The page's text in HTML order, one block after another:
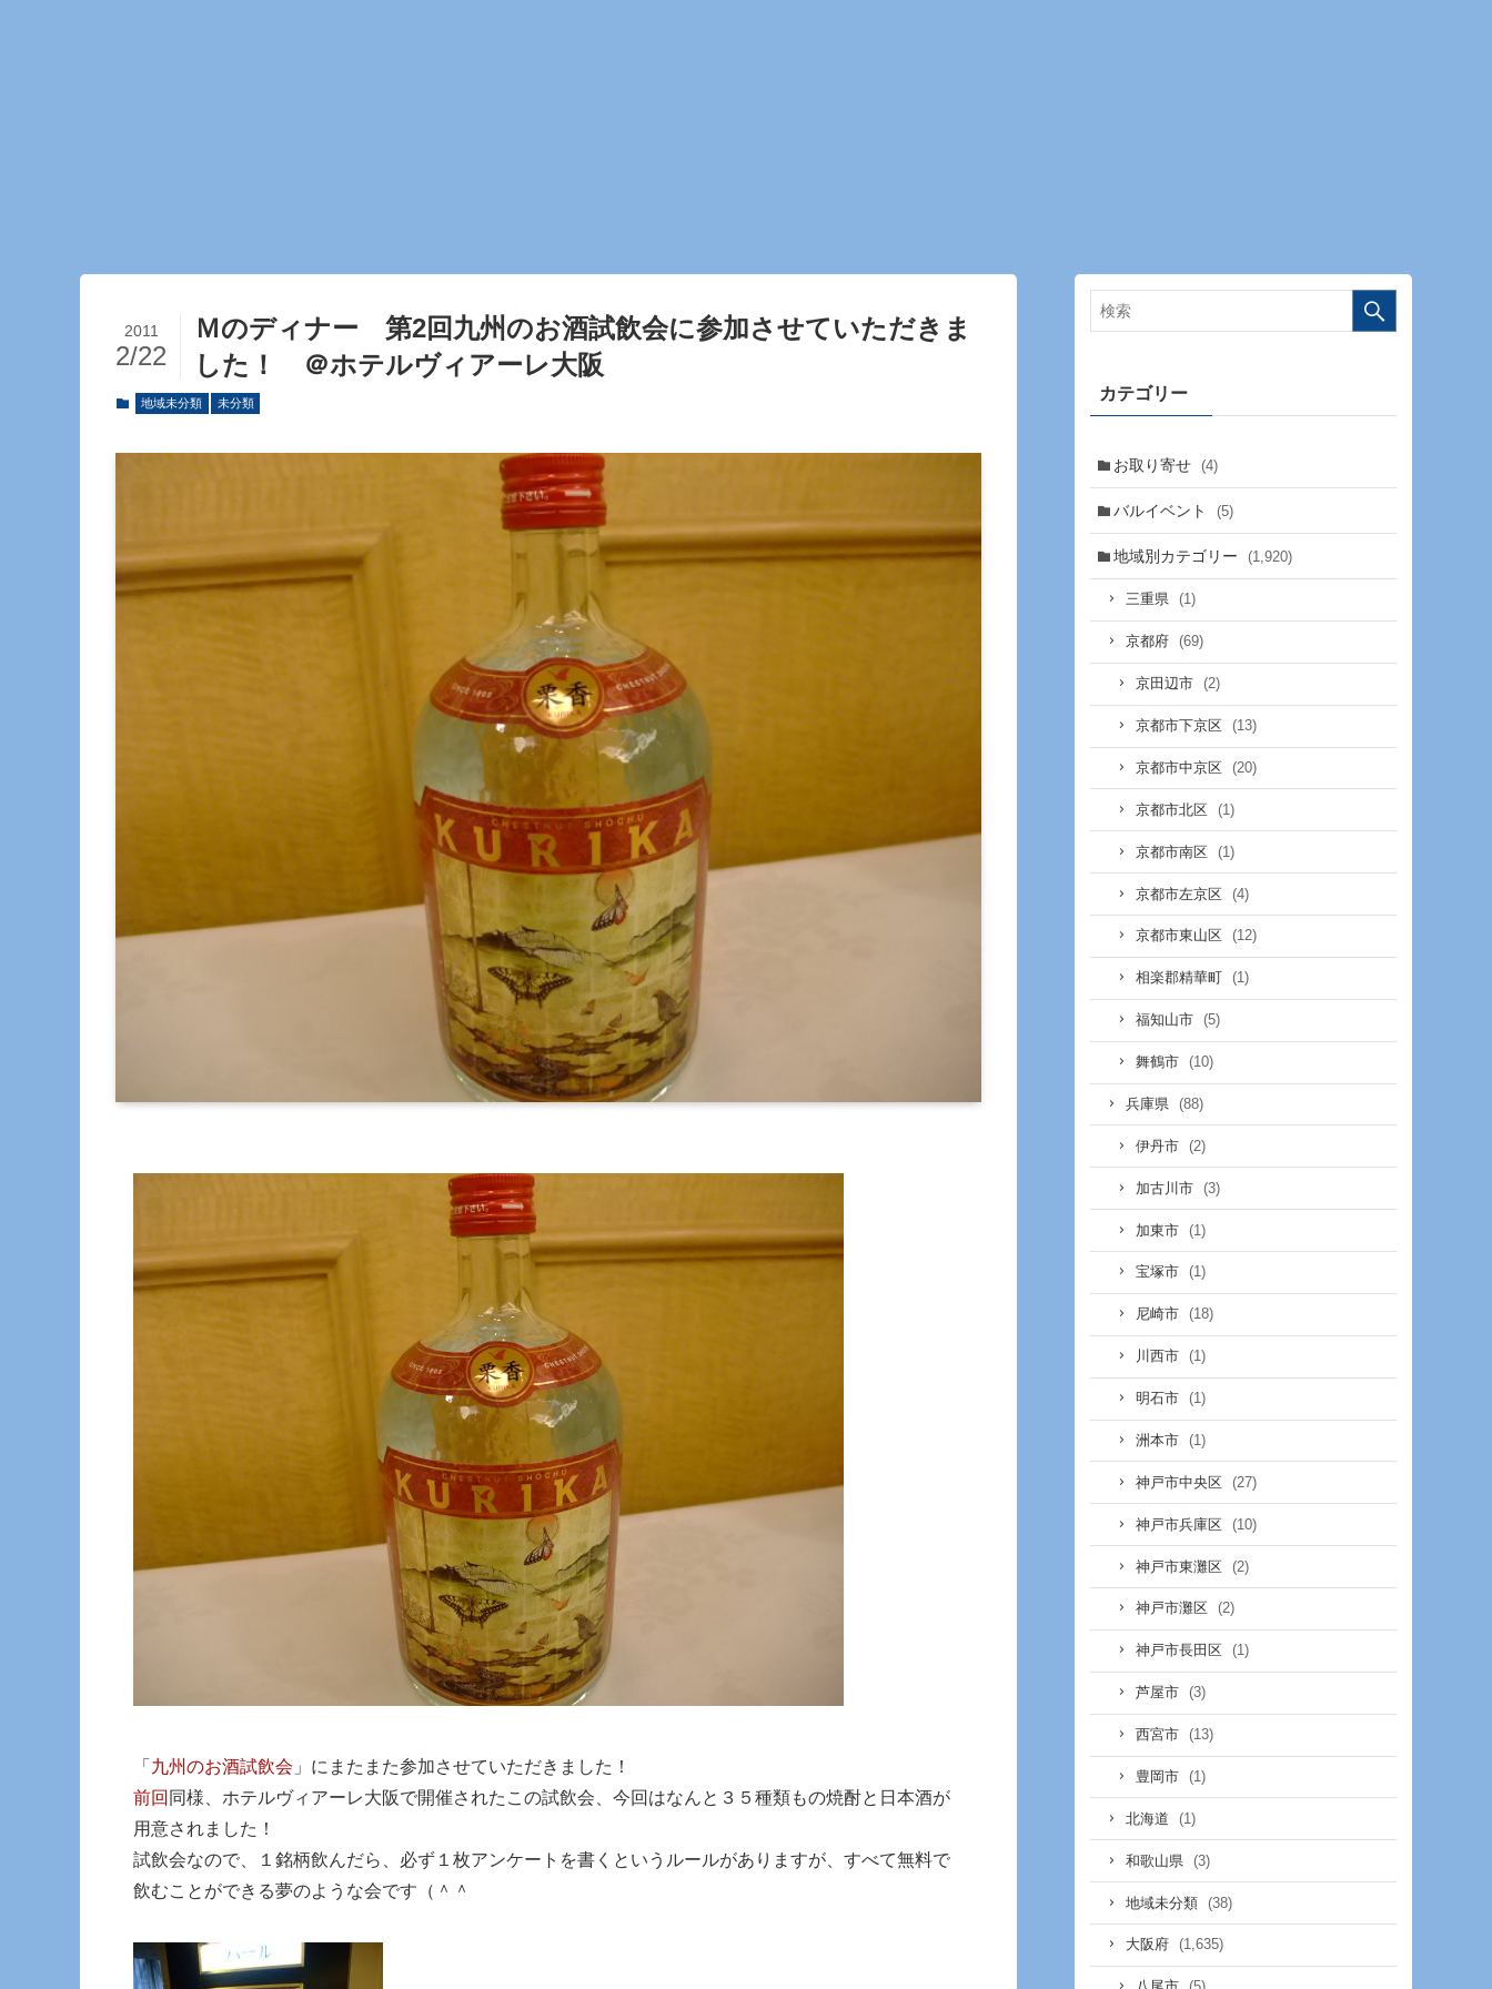
Ｍのディナー 第2回九州のお酒試飲会に参加させていただきま
した！ ＠ホテルヴィアーレ大阪
2011
2/22
地域未分類 未分類
「 九州のお酒試飲会 」にまたまた参加させていただきました！
前回 同様、ホテルヴィアーレ大阪で開催されたこの試飲会、今回はなんと３５種類もの焼酎と日本酒が
用意されました！
試飲会なので、１銘柄飲んだら、必ず１枚アンケートを書くというルールがありますが、すべて無料で
飲むことができる夢のような会です（＾＾
カテゴリー
お取り寄せ (4)
バルイベント (5)
地域別カテゴリー (1,920)
三重県 (1)
京都府 (69)
京田辺市 (2)
京都市下京区 (13)
京都市中京区 (20)
京都市北区 (1)
京都市南区 (1)
京都市左京区 (4)
京都市東山区 (12)
相楽郡精華町 (1)
福知山市 (5)
舞鶴市 (10)
兵庫県 (88)
伊丹市 (2)
加古川市 (3)
加東市 (1)
宝塚市 (1)
尼崎市 (18)
川西市 (1)
明石市 (1)
洲本市 (1)
神戸市中央区 (27)
神戸市兵庫区 (10)
神戸市東灘区 (2)
神戸市灘区 (2)
神戸市長田区 (1)
芦屋市 (3)
西宮市 (13)
豊岡市 (1)
北海道 (1)
和歌山県 (3)
地域未分類 (38)
大阪府 (1,635)